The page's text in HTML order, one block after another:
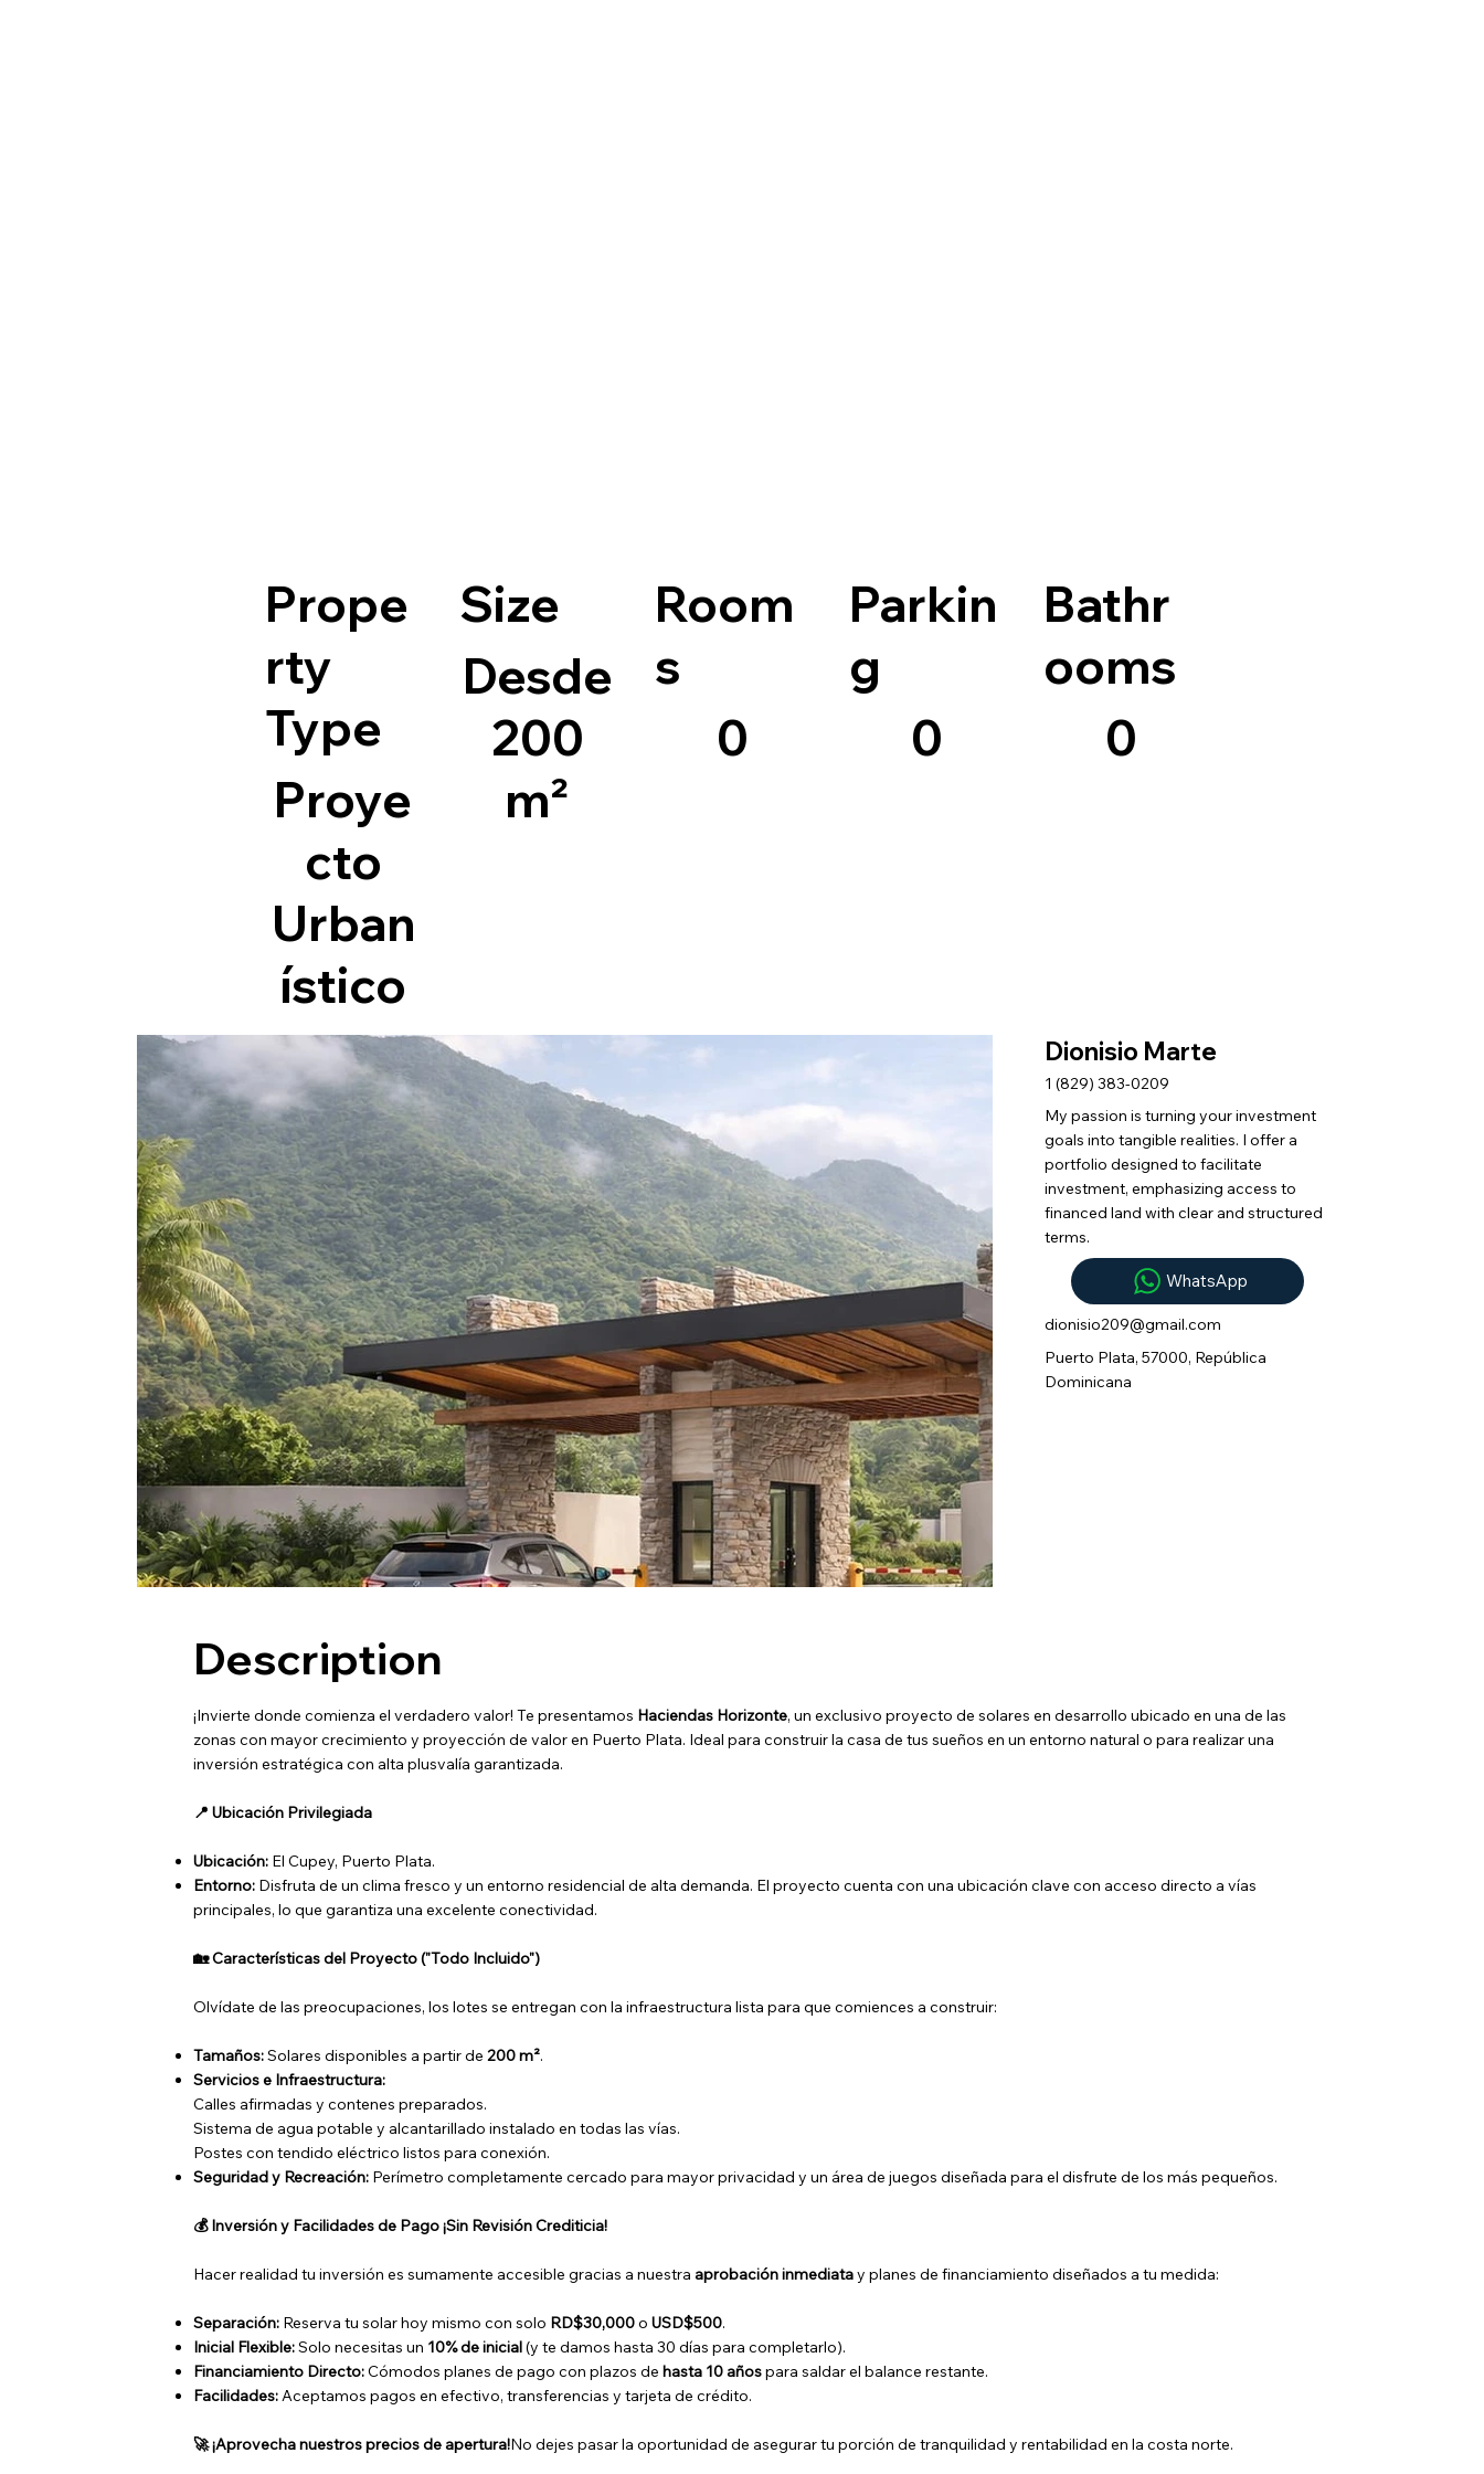
Prope
rty
Type
Proye
cto
Urban
ístico
Size
Desde
200
m²
Room
s
0
Parkin
g
0
Bathr
ooms
0
Dionisio Marte
1 (829) 383-0209
My passion is turning your investment
goals into tangible realities. I offer a
portfolio designed to facilitate
investment, emphasizing access to
financed land with clear and structured
terms.
WhatsApp
dionisio209@gmail.com
Puerto Plata, 57000, República
Dominicana
Description
¡Invierte donde comienza el verdadero valor! Te presentamos Haciendas Horizonte, un exclusivo proyecto de solares en desarrollo ubicado en una de las
zonas con mayor crecimiento y proyección de valor en Puerto Plata. Ideal para construir la casa de tus sueños en un entorno natural o para realizar una
inversión estratégica con alta plusvalía garantizada.
📍 Ubicación Privilegiada
Ubicación: El Cupey, Puerto Plata.
Entorno: Disfruta de un clima fresco y un entorno residencial de alta demanda. El proyecto cuenta con una ubicación clave con acceso directo a vías
principales, lo que garantiza una excelente conectividad.
🏡 Características del Proyecto ("Todo Incluido")
Olvídate de las preocupaciones, los lotes se entregan con la infraestructura lista para que comiences a construir:
Tamaños:Solares disponibles a partir de200 m².
Servicios e Infraestructura:
Calles afirmadas y contenes preparados.
Sistema de agua potable y alcantarillado instalado en todas las vías.
Postes con tendido eléctrico listos para conexión.
Seguridad y Recreación: Perímetro completamente cercado para mayor privacidad y un área de juegos diseñada para el disfrute de los más pequeños.
💰 Inversión y Facilidades de Pago ¡Sin Revisión Crediticia!
Hacer realidad tu inversión es sumamente accesible gracias a nuestra aprobación inmediatay planes de financiamiento diseñados a tu medida:
Separación: Reserva tu solar hoy mismo con solo RD$30,000oUSD$500.
Inicial Flexible:Solo necesitas un 10% de inicial(y te damos hasta 30 días para completarlo).
Financiamiento Directo:Cómodos planes de pago con plazos dehasta 10 añospara saldar el balance restante.
Facilidades:Aceptamos pagos en efectivo, transferencias y tarjeta de crédito.
🚀 ¡Aprovecha nuestros precios de apertura!No dejes pasar la oportunidad de asegurar tu porción de tranquilidad y rentabilidad en la costa norte.